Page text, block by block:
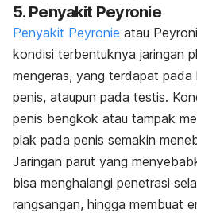
5. Penyakit Peyronie
Penyakit Peyronie atau
kondisi terbentuknya jaringan
mengeras, yang terdapat pada
penis, ataupun pada testis.
penis bengkok atau tampak
plak pada penis semakin
Jaringan parut yang
bisa menghalangi penetrasi
rangsangan, hingga membuat